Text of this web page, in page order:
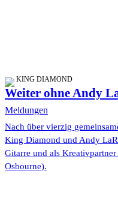
KING DIAMOND
Weiter ohne Andy
Meldungen
Nach über vierzig
King Diamond und Andy
Gitarre und als
Osbourne).